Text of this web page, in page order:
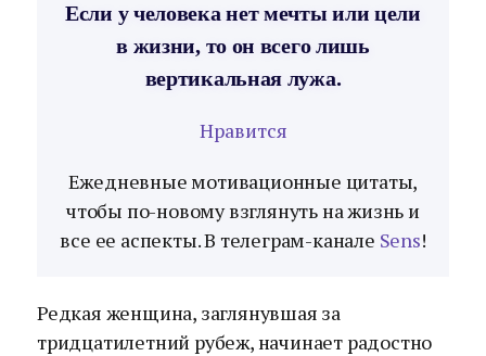
Если у человека нет мечты или цели
в жизни, то он всего лишь
вертикальная лужа.
Нравится
Ежедневные мотивационные цитаты,
чтобы по-новому взглянуть на жизнь и
все ее аспекты. В телеграм-канале Sens!
Редкая женщина, заглянувшая за
тридцатилетний рубеж, начинает радостно